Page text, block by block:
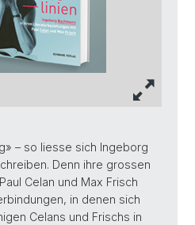
– so liesse sich Ingeborg
Denn ihre grossen
Celan und Max Frisch
in denen sich
Celans und Frischs in